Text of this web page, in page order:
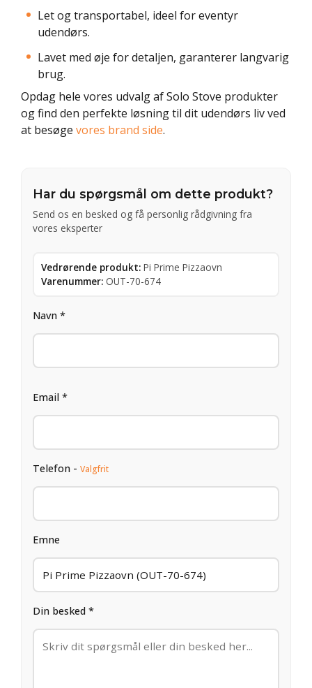
Let og transportabel, ideel for eventyr
udendørs.
Lavet med øje for detaljen, garanterer langvarig
brug.
Opdag hele vores udvalg af Solo Stove produkter
og find den perfekte løsning til dit udendørs liv ved
at besøge vores brand side.
Har du spørgsmål om dette produkt?
Send os en besked og få personlig rådgivning fra
vores eksperter
Vedrørende produkt: Pi Prime Pizzaovn
Varenummer: OUT-70-674
Navn *
Email *
Telefon - Valgfrit
Emne
Din besked *